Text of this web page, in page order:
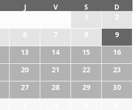
J V S
D
1
2
6 7 8
9
13 14 15
16
20 21 22
23
27 28 29
30